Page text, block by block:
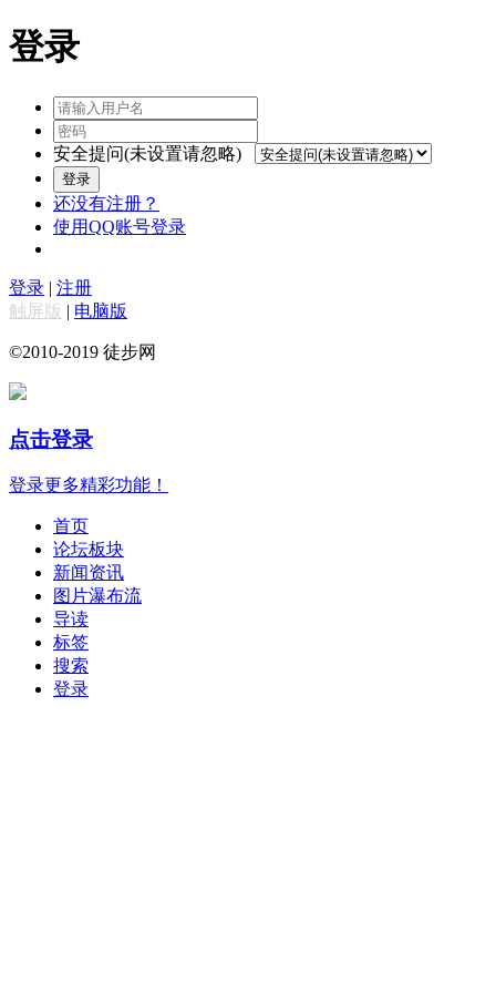
登录
安全提问(未设置请忽略)
登录
还没有注册？
使用QQ账号登录
登录 | 注册
触屏版 | 电脑版
©2010-2019 徒步网
点击登录
登录更多精彩功能！
首页
论坛板块
新闻资讯
图片瀑布流
导读
标签
搜索
登录